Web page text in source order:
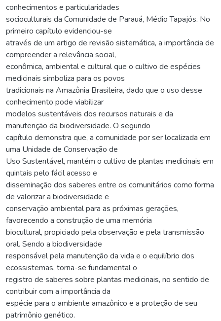
conhecimentos e particularidades
socioculturais da Comunidade de Parauá, Médio Tapajós. No
primeiro capítulo evidenciou-se
através de um artigo de revisão sistemática, a importância de
compreender a relevância social,
econômica, ambiental e cultural que o cultivo de espécies
medicinais simboliza para os povos
tradicionais na Amazônia Brasileira, dado que o uso desse
conhecimento pode viabilizar
modelos sustentáveis dos recursos naturais e da
manutenção da biodiversidade. O segundo
capítulo demonstra que, a comunidade por ser localizada em
uma Unidade de Conservação de
Uso Sustentável, mantém o cultivo de plantas medicinais em
quintais pelo fácil acesso e
disseminação dos saberes entre os comunitários como forma
de valorizar a biodiversidade e
conservação ambiental para as próximas gerações,
favorecendo a construção de uma memória
biocultural, propiciado pela observação e pela transmissão
oral. Sendo a biodiversidade
responsável pela manutenção da vida e o equilíbrio dos
ecossistemas, torna-se fundamental o
registro de saberes sobre plantas medicinais, no sentido de
contribuir com a importância da
espécie para o ambiente amazônico e a proteção de seu
patrimônio genético.